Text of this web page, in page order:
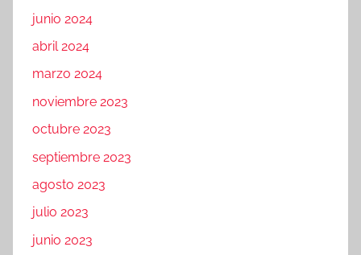
junio 2024
abril 2024
marzo 2024
noviembre 2023
octubre 2023
septiembre 2023
agosto 2023
julio 2023
junio 2023